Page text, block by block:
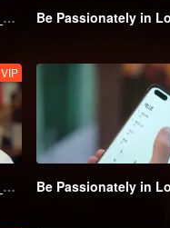
Be Passionately in Love_第04話
VIP
Be Passionately in Love_第09話